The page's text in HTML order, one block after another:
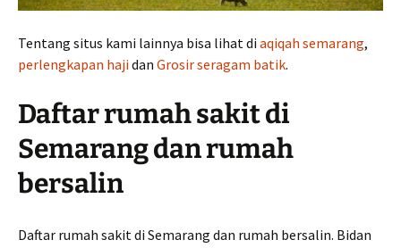
Tentang situs kami lainnya bisa lihat di aqiqah semarang,
perlengkapan hajidan Grosir seragam batik.
Daftar rumah sakit di
Semarang dan rumah
bersalin
Daftar rumah sakit di Semarang dan rumah bersalin. Bidan